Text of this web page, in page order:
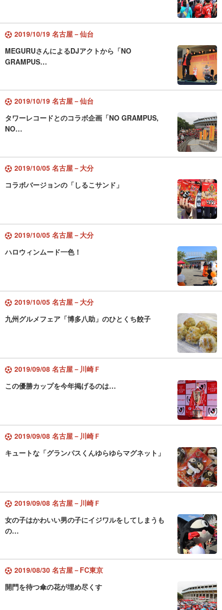
2019/10/19 名古屋－仙台
MEGURUさんによるDJアクトから「NO
GRAMPUS…
2019/10/19 名古屋－仙台
タワーレコードとのコラボ企画「NO GRAMPUS,
NO…
2019/10/05 名古屋－大分
コラボバージョンの「しるこサンド」
2019/10/05 名古屋－大分
ハロウィンムード一色！
2019/10/05 名古屋－大分
九州グルメフェア「博多八助」のひとくち餃子
2019/09/08 名古屋－川崎Ｆ
この優勝カップを今年掲げるのは…
2019/09/08 名古屋－川崎Ｆ
キュートな「グランパスくんゆらゆらマグネット」
2019/09/08 名古屋－川崎Ｆ
女の子はかわいい男の子にイジワルをしてしまうも
の…
2019/08/30 名古屋－FC東京
開門を待つ傘の花が埋め尽くす